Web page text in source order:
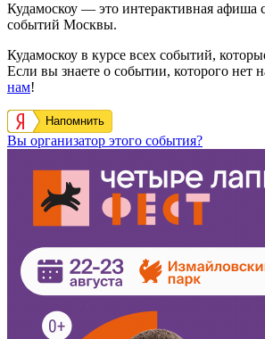
Кудамоскоу — это интерактивная афиша
событий Москвы.
Кудамоскоу в курсе всех событий,
Если вы знаете о событии, которого нет
нам!
Напомнить
Вы организатор этого события?